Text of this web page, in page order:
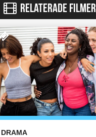
RELATERADE FILMER
DRAMA